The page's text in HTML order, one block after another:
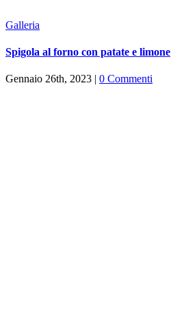
Galleria
Spigola al forno con patate e limone
Gennaio 26th, 2023 | 0 Commenti